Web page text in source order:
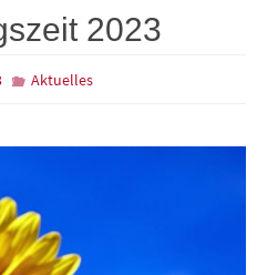
2023
Aktuelles